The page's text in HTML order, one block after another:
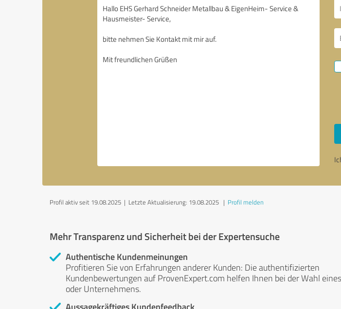
Profil aktiv seit 19.08.2025 | Letzte Aktualisierung: 19.08.2025 | Profil melden
Mehr Transparenz und Sicherheit bei der Expertensuche
Authentische Kundenmeinungen
Profitieren Sie von Erfahrungen anderer Kunden: Die authentifizierten
Kundenbewertungen auf ProvenExpert.com helfen Ihnen bei der Wahl
oder Unternehmens.